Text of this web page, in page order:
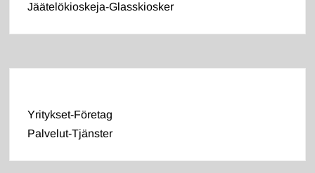
Jäätelökioskeja-Glasskiosker
Yritykset-Företag
Palvelut-Tjänster